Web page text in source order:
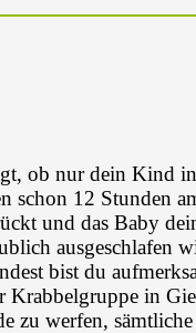
ob nur dein Kind
schon 12 Stunden
und das Baby
ausgeschlafen
bist du
in
zu werfen,